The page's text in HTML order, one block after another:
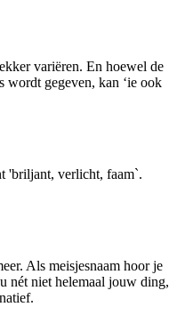
variëren. En hoewel de
wordt gegeven, kan ‘ie ook
'briljant, verlicht, faam`.
Als meisjesnaam hoor je
nét niet helemaal jouw ding,